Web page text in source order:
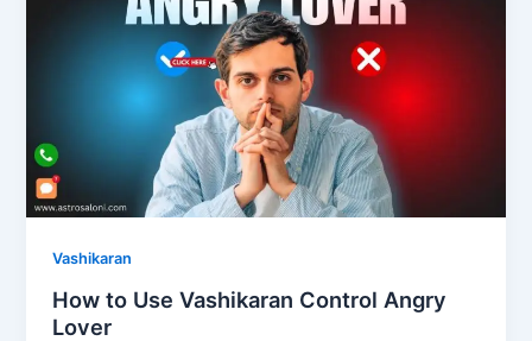
Vashikaran
How to Use Vashikaran Control Angry
Lover